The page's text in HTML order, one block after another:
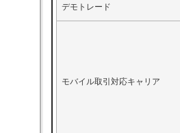
デモトレード
モバイル取引対応キャリア